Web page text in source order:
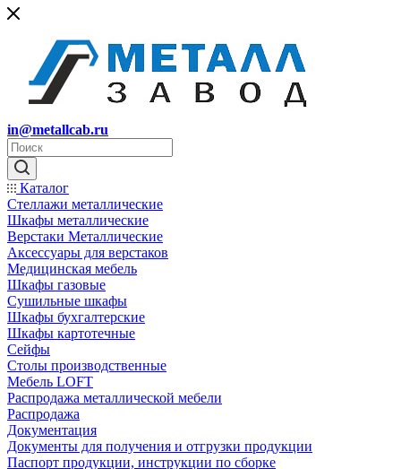
in@metallcab.ru
Каталог
Стеллажи металлические
Шкафы металлические
Верстаки Металлические
Аксессуары для верстаков
Медицинская мебель
Шкафы газовые
Сушильные шкафы
Шкафы бухгалтерские
Шкафы картотечные
Сейфы
Столы производственные
Мебель LOFT
Распродажа металлической мебели
Распродажа
Документация
Документы для получения и отгрузки продукции
Паспорт продукции, инструкции по сборке